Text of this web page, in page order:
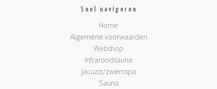
Snel navigeren
Home
Algemene voorwaarden
Webshop
Infraroodsauna
jacuzzi/zwemspa
Sauna